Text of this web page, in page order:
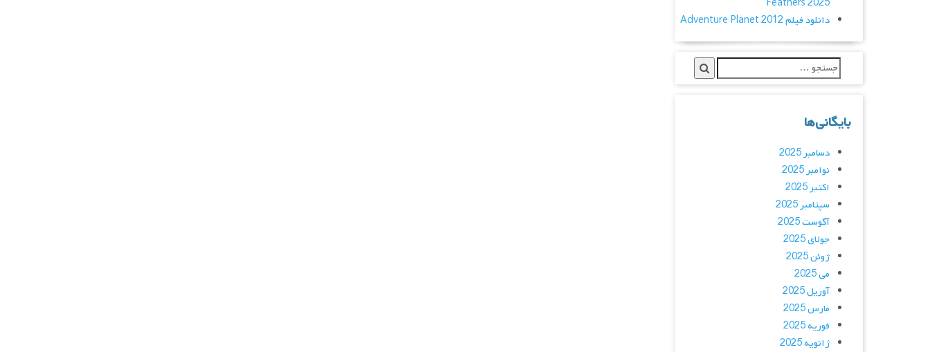
دانلود فیلم Adventure Planet 2012
بایگانی‌ها
دسامبر 2025
نوامبر 2025
اکتبر 2025
سپتامبر 2025
آگوست 2025
جولای 2025
ژوئن 2025
می 2025
آوریل 2025
مارس 2025
فوریه 2025
ژانویه 2025